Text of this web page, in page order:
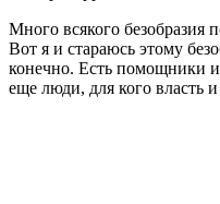
Много всякого безобразия
Вот я и стараюсь этому
конечно. Есть помощники
еще люди, для кого власть